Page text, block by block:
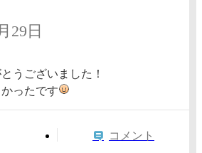
29日
うございました！
ったです
コメント